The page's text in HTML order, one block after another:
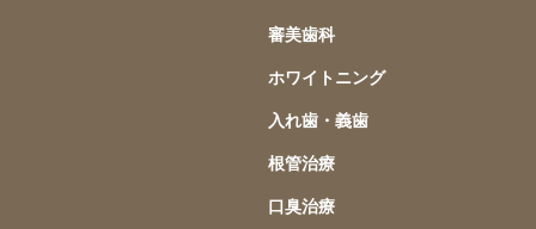
審美歯科
ホワイトニング
入れ歯・義歯
根管治療
口臭治療